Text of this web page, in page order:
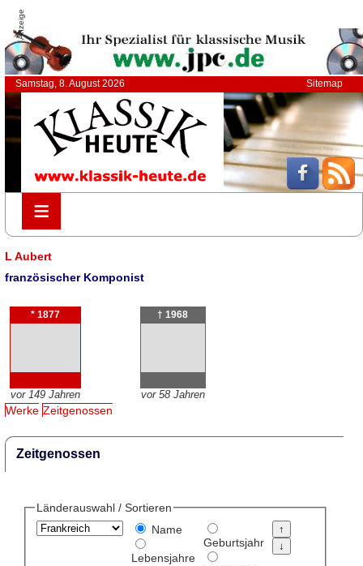
Anzeige
Samstag, 8. August 2026 Sitemap
≡
≡
L Aubert
französischer Komponist
* 1877
vor 149 Jahren
† 1968
vor 58 Jahren
Werke Zeitgenossen
Zeitgenossen
Länderauswahl / Sortieren
Name
Lebensjahre
Geburtsjahr